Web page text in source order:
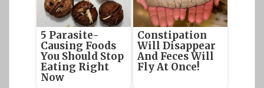
5 Parasite-
Causing Foods
You Should Stop
Eating Right
Now
Constipation
Will Disappear
And Feces Will
Fly At Once!